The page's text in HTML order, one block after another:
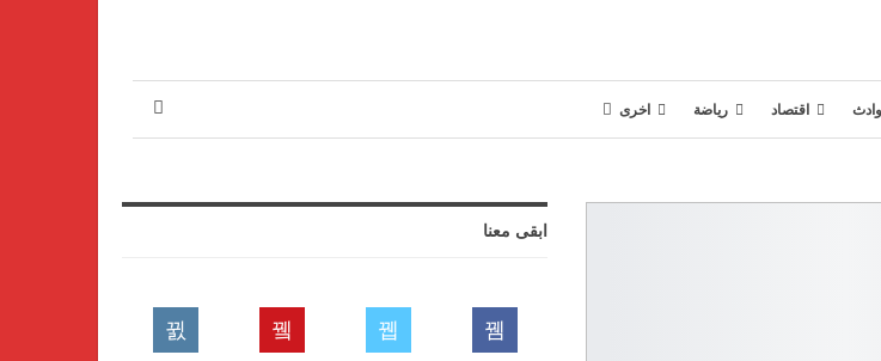
اقتصاد رياضة اخرى
ابقى معنا